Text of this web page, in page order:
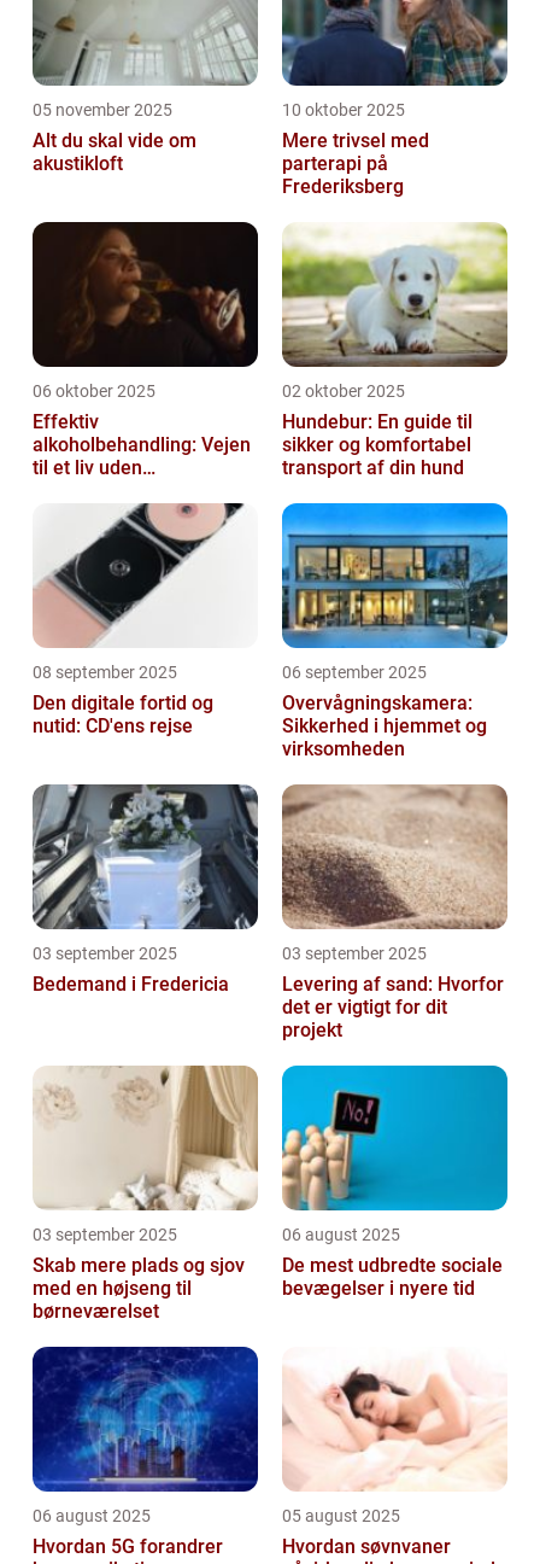
05 november 2025
Alt du skal vide om
akustikloft
10 oktober 2025
Mere trivsel med
parterapi på
Frederiksberg
06 oktober 2025
Effektiv
alkoholbehandling: Vejen
til et liv uden
02 oktober 2025
Hundebur: En guide til
sikker og komfortabel
transport af din hund
08 september 2025
Den digitale fortid og
nutid: CD'ens rejse
06 september 2025
Overvågningskamera:
Sikkerhed i hjemmet og
virksomheden
03 september 2025
Bedemand i Fredericia
03 september 2025
Levering af sand: Hvorfor
det er vigtigt for dit
projekt
03 september 2025
Skab mere plads og sjov
med en højseng til
børneværelset
06 august 2025
De mest udbredte sociale
bevægelser i nyere tid
06 august 2025
Hvordan 5G forandrer
05 august 2025
Hvordan søvnvaner